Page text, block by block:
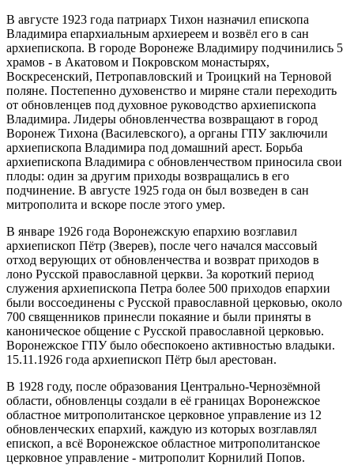
В августе 1923 года патриарх Тихон назначил епископа
Владимира епархиальным архиереем и возвёл его в сан
архиепископа. В городе Воронеже Владимиру подчинились 5
храмов - в Акатовом и Покровском монастырях,
Воскресенский, Петропавловский и Троицкий на Терновой
поляне. Постепенно духовенство и миряне стали переходить
от обновленцев под духовное руководство архиепископа
Владимира. Лидеры обновленчества возвращают в город
Воронеж Тихона (Василевского), а органы ГПУ заключили
архиепископа Владимира под домашний арест. Борьба
архиепископа Владимира с обновленчеством приносила свои
плоды: один за другим приходы возвращались в его
подчинение. В августе 1925 года он был возведен в сан
митрополита и вскоре после этого умер.
В январе 1926 года Воронежскую епархию возглавил
архиепископ Пётр (Зверев), после чего начался массовый
отход верующих от обновленчества и возврат приходов в
лоно Русской православной церкви. За короткий период
служения архиепископа Петра более 500 приходов епархии
были воссоединены с Русской православной церковью, около
700 священников принесли покаяние и были приняты в
каноническое общение с Русской православной церковью.
Воронежское ГПУ было обеспокоено активностью владыки.
15.11.1926 года архиепископ Пётр был арестован.
В 1928 году, после образования Центрально-Чернозёмной
области, обновленцы создали в её границах Воронежское
областное митрополитанское церковное управление из 12
обновленческих епархий, каждую из которых возглавлял
епископ, а всё Воронежское областное митрополитанское
церковное управление - митрополит Корнилий Попов.